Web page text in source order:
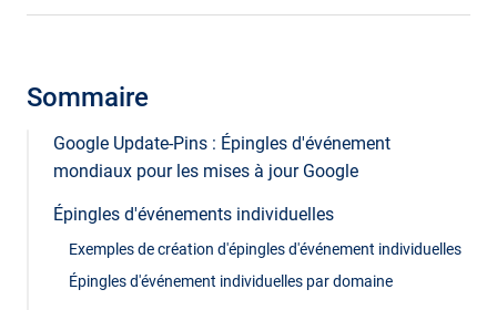
Sommaire
Google Update-Pins : Épingles d'événement
mondiaux pour les mises à jour Google
Épingles d'événements individuelles
Exemples de création d'épingles d'événement individuelles
Épingles d'événement individuelles par domaine